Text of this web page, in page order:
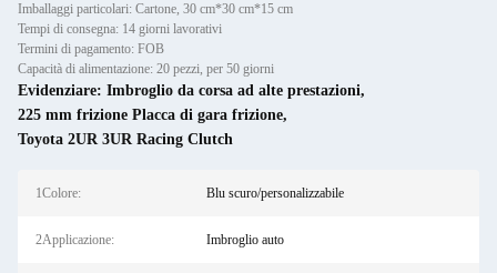
Imballaggi particolari: Cartone, 30 cm*30 cm*15 cm
Tempi di consegna: 14 giorni lavorativi
Termini di pagamento: FOB
Capacità di alimentazione: 20 pezzi, per 50 giorni
Evidenziare: Imbroglio da corsa ad alte prestazioni,
225 mm frizione Placca di gara frizione,
Toyota 2UR 3UR Racing Clutch
1Colore: Blu scuro/personalizzabile
2Applicazione: Imbroglio auto